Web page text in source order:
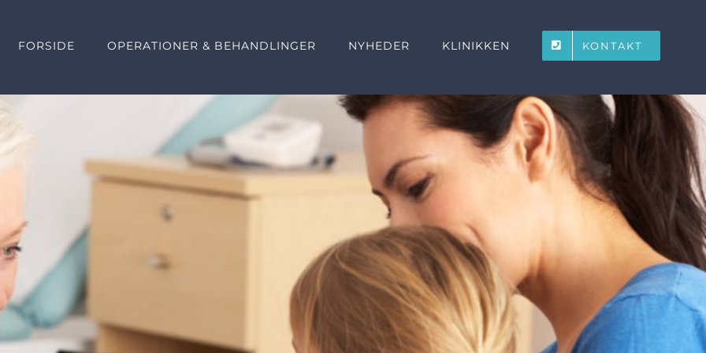
FORSIDE OPERATIONER & BEHANDLINGER NYHEDER KLINIKKEN KONTAKT